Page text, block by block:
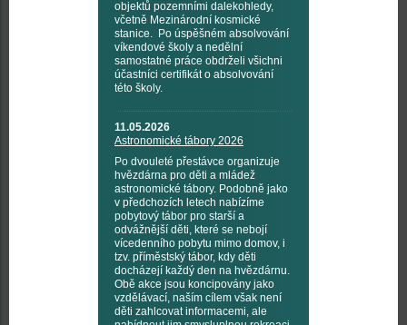
objektů pozemními dalekohledy,
včetně Mezinárodní kosmické
stanice. Po úspěšném absolvování
víkendové školy a nedělní
samostatné práce obdrželi všichni
účastníci certifikát o absolvování
této školy.
11.05.2026
Astronomické tábory 2026
Po dvouleté přestávce organizuje
hvězdárna pro děti a mládež
astronomické tábory. Podobně jako
v předchozích letech nabízíme
pobytový tábor pro starší a
odvážnější děti, které se nebojí
vícedenního pobytu mimo domov, i
tzv. příměstský tábor, kdy děti
docházejí každý den na hvězdárnu.
Obě akce jsou koncipovány jako
vzdělávací, naším cílem však není
děti zahlcovat informacemi, ale